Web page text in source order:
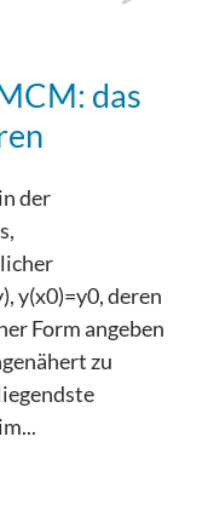
das
der
y(x0)=y0, deren
Form angeben
zu